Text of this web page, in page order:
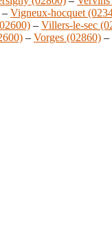
– Vigneux-hocquet
– Villers-le-sec
– Vorges (02860) –